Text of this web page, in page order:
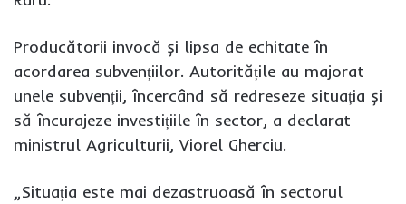
Producătorii invocă și lipsa de echitate în
acordarea subvențiilor. Autoritățile au majorat
unele subvenții, încercând să redreseze situația și
să încurajeze investițiile în sector, a declarat
ministrul Agriculturii, Viorel Gherciu.
„Situația este mai dezastruoasă în sectorul